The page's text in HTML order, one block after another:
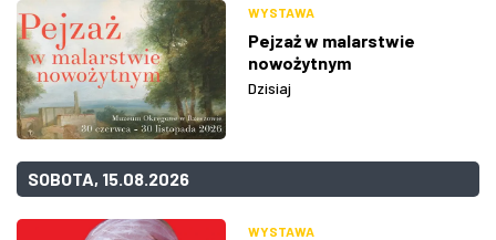
WYSTAWA
Pejzaż w malarstwie
nowożytnym
Dzisiaj
SOBOTA, 15.08.2026
WYSTAWA